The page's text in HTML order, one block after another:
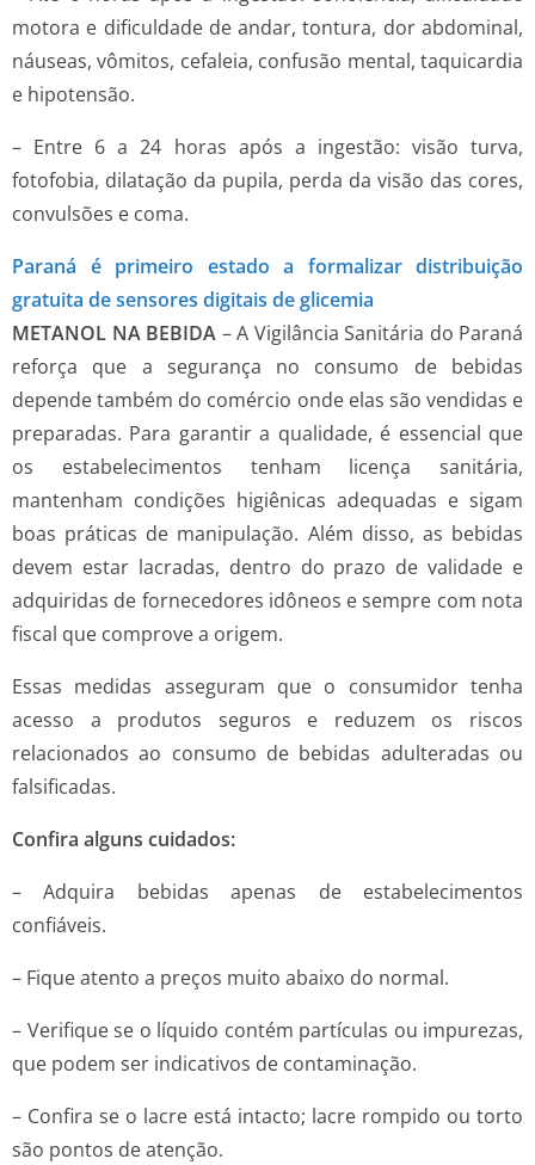
motora e dificuldade de andar, tontura, dor abdominal,
náuseas, vômitos, cefaleia, confusão mental, taquicardia
e hipotensão.
– Entre 6 a 24 horas após a ingestão: visão turva,
fotofobia, dilatação da pupila, perda da visão das cores,
convulsões e coma.
Paraná é primeiro estado a formalizar distribuição
gratuita de sensores digitais de glicemia
METANOL NA BEBIDA – A Vigilância Sanitária do Paraná
reforça que a segurança no consumo de bebidas
depende também do comércio onde elas são vendidas e
preparadas. Para garantir a qualidade, é essencial que
os estabelecimentos tenham licença sanitária,
mantenham condições higiênicas adequadas e sigam
boas práticas de manipulação. Além disso, as bebidas
devem estar lacradas, dentro do prazo de validade e
adquiridas de fornecedores idôneos e sempre com nota
fiscal que comprove a origem.
Essas medidas asseguram que o consumidor tenha
acesso a produtos seguros e reduzem os riscos
relacionados ao consumo de bebidas adulteradas ou
falsificadas.
Confira alguns cuidados:
– Adquira bebidas apenas de estabelecimentos
confiáveis.
– Fique atento a preços muito abaixo do normal.
– Verifique se o líquido contém partículas ou impurezas,
que podem ser indicativos de contaminação.
– Confira se o lacre está intacto; lacre rompido ou torto
são pontos de atenção.